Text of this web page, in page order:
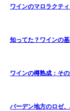
ワインのマロラクテ
知ってた？ワインの
ワインの樽熟成：そ
バーデン地方のロゼ